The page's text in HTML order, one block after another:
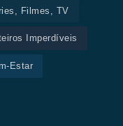
Filmes, TV
Imperdíveis
Estar